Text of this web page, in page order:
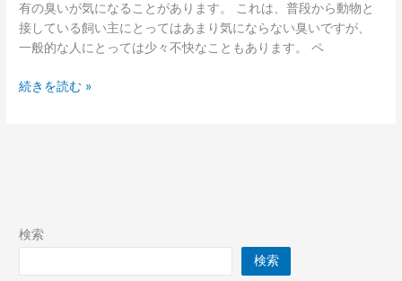
一
覧
有の臭いが気になることがあります。 これは、普段から動物と
接している飼い主にとってはあまり気にならない臭いですが、
一般的な人にとっては少々不快なこともあります。 ペ
ペ
る
続きを読む »
検索
検索